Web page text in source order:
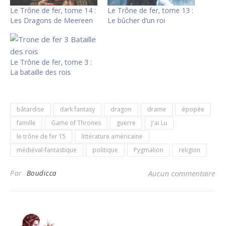
Le Trône de fer, tome 14 :
Les Dragons de Meereen
Le Trône de fer, tome 13 :
Le bûcher d’un roi
Le Trône de fer, tome 3 :
La bataille des rois
bâtardise dark fantasy dragon drame
épopée
famille
Game of Thrones guerre
J'ai Lu
le trône de fer 15
littérature américaine
médiéval-fantastique
politique Pygmalion religion
Par Boudicca Aucun commentaire